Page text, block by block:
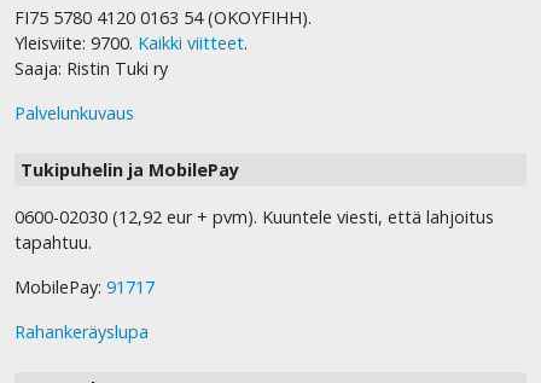
FI75 5780 4120 0163 54 (OKOYFIHH).
Yleisviite: 9700. Kaikki viitteet.
Saaja: Ristin Tuki ry
Palvelunkuvaus
Tukipuhelin ja MobilePay
0600-02030 (12,92 eur + pvm). Kuuntele viesti, että lahjoitus
tapahtuu.
MobilePay: 91717
Rahankeräyslupa